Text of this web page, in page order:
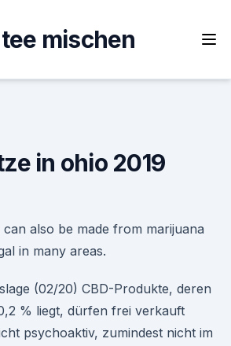
mischen
in ohio 2019
also be made from marijuana
in many areas.
(02/20) CBD-Produkte, deren
% liegt, dürfen frei verkauft
psychoaktiv, zumindest nicht im